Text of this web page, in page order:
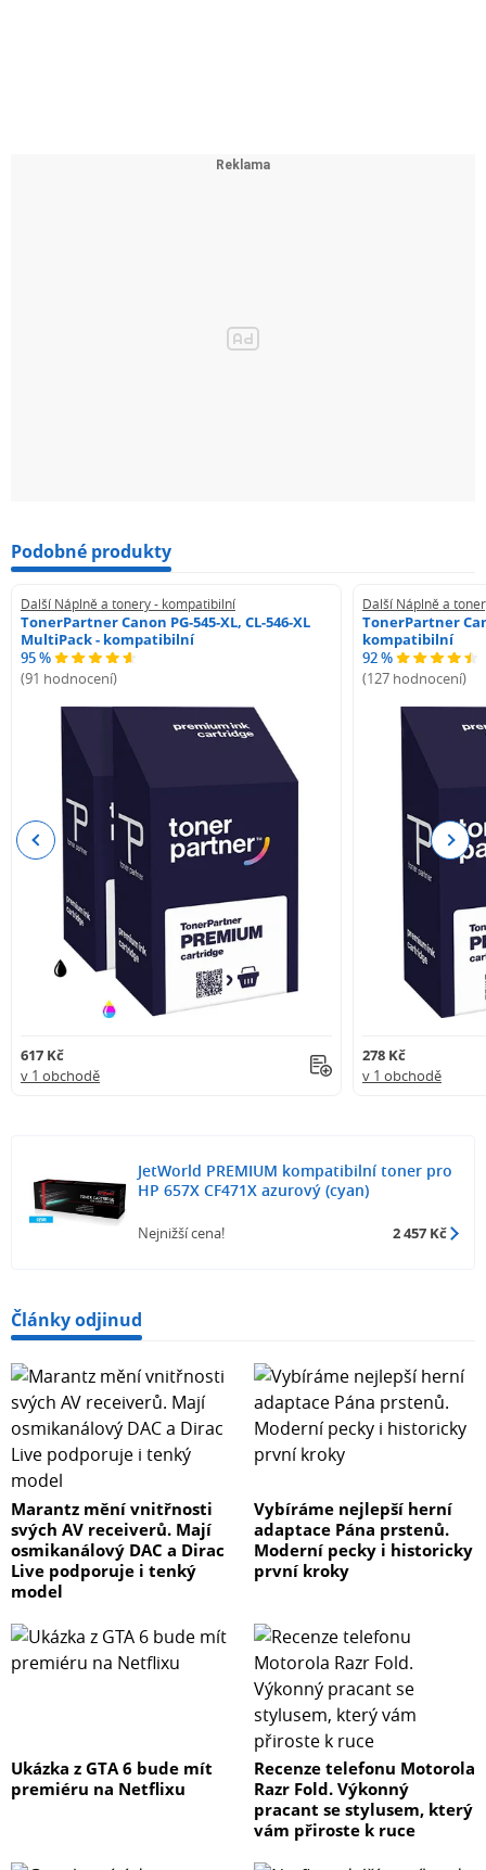
Podobné produkty
Další Náplně a tonery - kompatibilní
TonerPartner Canon PG-545-XL, CL-546-XL
MultiPack - kompatibilní
95 %
(91 hodnocení)
617 Kč
v 1 obchodě
Další Náplně a
TonerPartner
kompatibilní
92 %
(127 hodnocení)
278 Kč
v 1 obchodě
Previous Next
JetWorld PREMIUM kompatibilní toner pro
HP 657X CF471X azurový (cyan)
Nejnižší cena! 2 457 Kč
Články odjinud
Marantz mění vnitřnosti
svých AV receiverů. Mají
osmikanálový DAC a Dirac
Live podporuje i tenký
model
Vybíráme nejlepší herní
adaptace Pána prstenů.
Moderní pecky i historicky
první kroky
Ukázka z GTA 6 bude mít
premiéru na Netflixu
Recenze telefonu Motorola
Razr Fold. Výkonný
pracant se stylusem, který
vám přiroste k ruce